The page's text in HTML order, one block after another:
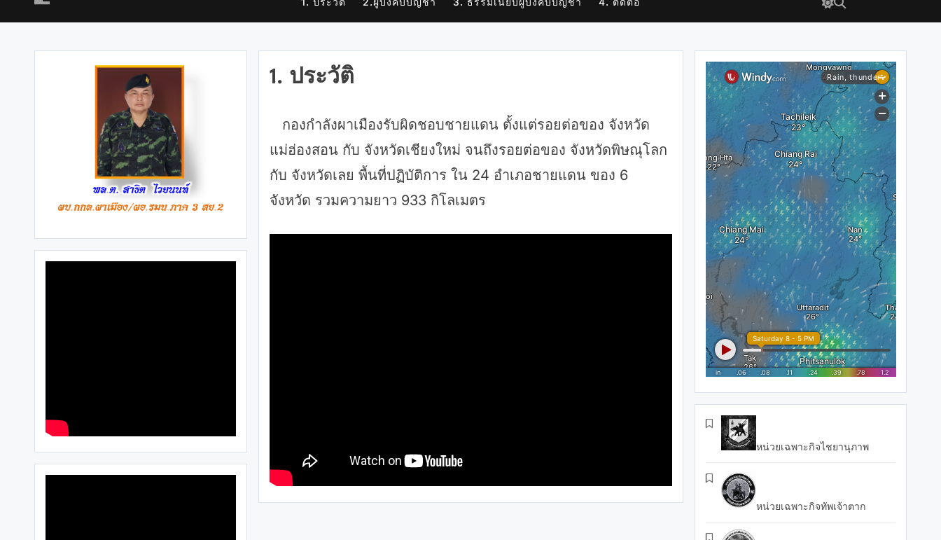
1. ประวัติ
กองกำลังผาเมืองรับผิดชอบชายแดน ตั้งแต่รอยต่อของ จังหวัด
แม่ฮ่องสอน กับ จังหวัดเชียงใหม่ จนถึงรอยต่อของ จังหวัดพิษณุโลก
กับ จังหวัดเลย พื้นที่ปฏิบัติการ ใน 24 อำเภอชายแดน ของ 6
จังหวัด รวมความยาว 933 กิโลเมตร
หน่วยเฉพาะกิจไชยานุภาพ
หน่วยเฉพาะกิจทัพเจ้าตาก